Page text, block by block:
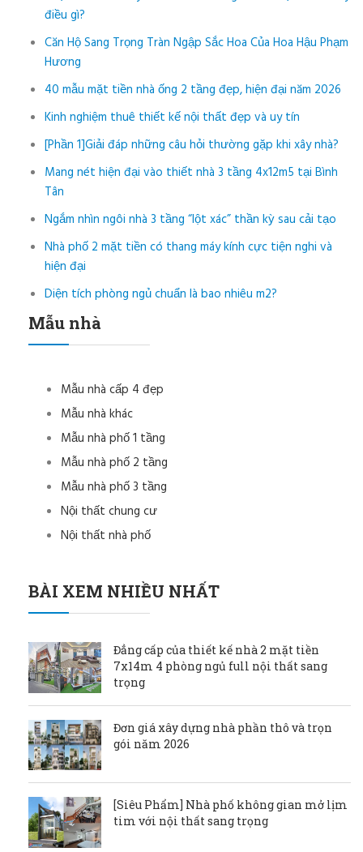
điều gì?
Căn Hộ Sang Trọng Tràn Ngập Sắc Hoa Của Hoa Hậu Phạm
Hương
40 mẫu mặt tiền nhà ống 2 tầng đẹp, hiện đại năm 2026
Kinh nghiệm thuê thiết kế nội thất đẹp và uy tín
[Phần 1]Giải đáp những câu hỏi thường gặp khi xây nhà?
Mang nét hiện đại vào thiết nhà 3 tầng 4x12m5 tại Bình
Tân
Ngắm nhìn ngôi nhà 3 tầng “lột xác” thần kỳ sau cải tạo
Nhà phố 2 mặt tiền có thang máy kính cực tiện nghi và
hiện đại
Diện tích phòng ngủ chuẩn là bao nhiêu m2?
Mẫu nhà
Mẫu nhà cấp 4 đẹp
Mẫu nhà khác
Mẫu nhà phố 1 tầng
Mẫu nhà phố 2 tầng
Mẫu nhà phố 3 tầng
Nội thất chung cư
Nội thất nhà phố
BÀI XEM NHIỀU NHẤT
Đẳng cấp của thiết kế nhà 2 mặt tiền
7x14m 4 phòng ngủ full nội thất sang
trọng
Đơn giá xây dựng nhà phần thô và trọn
gói năm 2026
[Siêu Phẩm] Nhà phố không gian mở lịm
tim với nội thất sang trọng